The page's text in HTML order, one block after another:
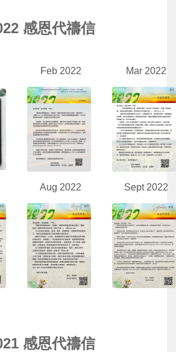
感恩代禱信
Feb 2022 Mar 2022
Aug 2022 Sept 2022
感恩代禱信